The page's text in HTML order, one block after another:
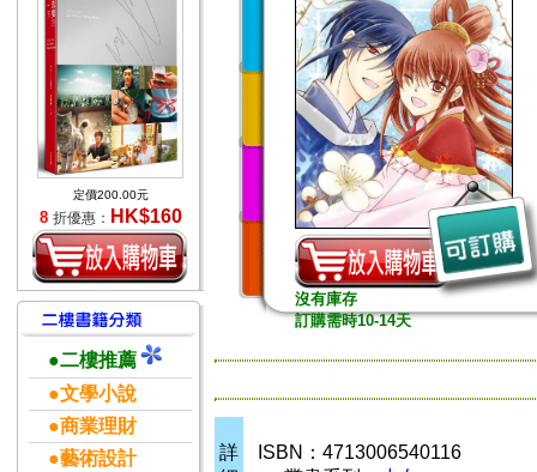
定價200.00元
8 折優惠： HK$160
●二樓推薦
●文學小說
●商業理財
●藝術設計
沒有庫存
訂購需時10-14天
詳
ISBN：4713006540116